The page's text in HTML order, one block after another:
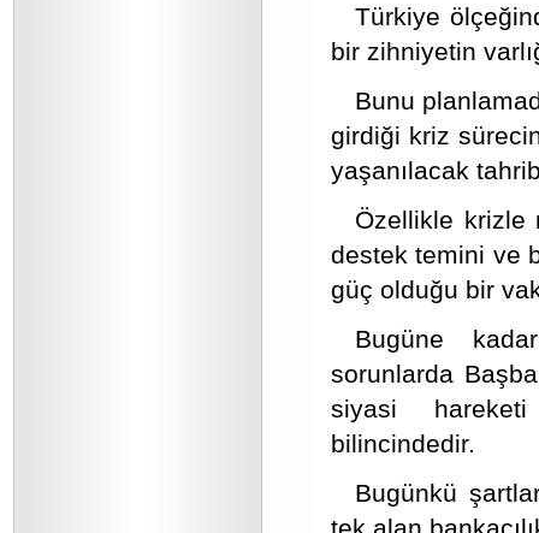
Türkiye
bir zihniyetin
Bunu
girdiği kriz
yaşanılacak
Özellikle krizle
destek temini ve
güç olduğu bir
Bugüne
sorunlarda
siyasi
bilincindedir.
Bugünkü